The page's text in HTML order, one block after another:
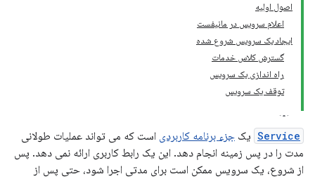
اصول اولیه
اعلام سرویس در مانیفست
ایجاد یک سرویس شروع شده
گسترش کلاس خدمات
راه اندازی یک سرویس
توقف یک سرویس
Service یک جزء برنامه کاربردی است که می تواند عملیات طولانی
مدت را در پس زمینه انجام دهد. این یک رابط کاربری ارائه نمی دهد. پس
از شروع، یک سرویس ممکن است برای مدتی اجرا شود، حتی پس از